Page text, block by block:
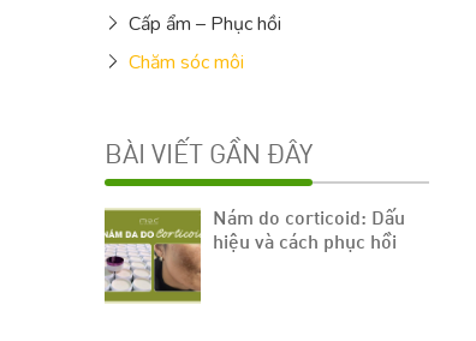
Cấp ẩm – Phục hồi
Chăm sóc môi
BÀI VIẾT GẦN ĐÂY
Nám do corticoid: Dấu
hiệu và cách phục hồi